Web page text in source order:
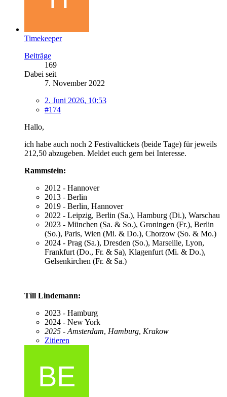
Timekeeper
Beiträge
169
Dabei seit
7. November 2022
2. Juni 2026, 10:53
#174
Hallo,
ich habe auch noch 2 Festivaltickets (beide Tage) für jeweils
212,50 abzugeben. Meldet euch gern bei Interesse.
Rammstein:
2012 - Hannover
2013 - Berlin
2019 - Berlin, Hannover
2022 - Leipzig, Berlin (Sa.), Hamburg (Di.), Warschau
2023 - München (Sa. & So.), Groningen (Fr.), Berlin
(So.), Paris, Wien (Mi. & Do.), Chorzow (So. & Mo.)
2024 - Prag (Sa.), Dresden (So.), Marseille, Lyon,
Frankfurt (Do., Fr. & Sa), Klagenfurt (Mi. & Do.),
Gelsenkirchen (Fr. & Sa.)
Till Lindemann:
2023 - Hamburg
2024 - New York
2025 - Amsterdam, Hamburg, Krakow
Zitieren